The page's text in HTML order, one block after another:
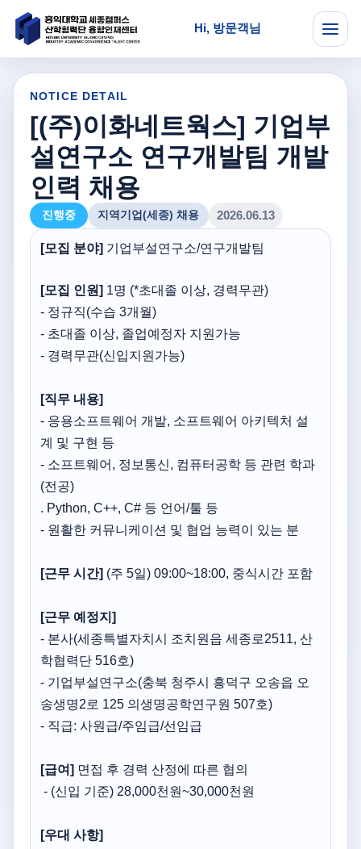
Hi, 방문객님 메뉴
NOTICE DETAIL
[(주)이화네트웍스] 기업부
설연구소 연구개발팀 개발
인력 채용
진행중 지역기업(세종) 채용 2026.06.13
[모집 분야] 기업부설연구소/연구개발팀
[모집 인원] 1명 (*초대졸 이상, 경력무관)
- 정규직(수습 3개월)
- 초대졸 이상, 졸업예정자 지원가능
- 경력무관(신입지원가능)
[직무 내용]
- 응용소프트웨어 개발, 소프트웨어 아키텍처 설
계 및 구현 등
- 소프트웨어, 정보통신, 컴퓨터공학 등 관련 학과
(전공)
. Python, C++, C# 등 언어/툴 등
- 원활한 커뮤니케이션 및 협업 능력이 있는 분
[근무 시간] (주 5일) 09:00~18:00, 중식시간 포함
[근무 예정지]
- 본사(세종특별자치시 조치원읍 세종로2511, 산
학협력단 516호)
- 기업부설연구소(충북 청주시 흥덕구 오송읍 오
송생명2로 125 의생명공학연구원 507호)
- 직급: 사원급/주임급/선임급
[급여] 면접 후 경력 산정에 따른 협의
- (신입 기준) 28,000천원~30,000천원
[우대 사항]